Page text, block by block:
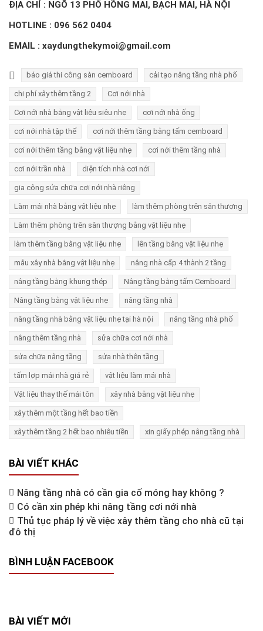
ĐỊA CHỈ : NGÕ 13 PHỐ HỒNG MAI, BẠCH MAI, HÀ NỘI
HOTLINE : 096 562 0404
EMAIL : xaydungthekymoi@gmail.com
báo giá thi công sàn cemboard cải tạo nâng tầng nhà phố
chi phí xây thêm tầng 2 Cơi nới nhà
Cơi nới nhà bằng vật liệu siêu nhẹ cơi nới nhà ống
cơi nới nhà tập thể cơi nới thêm tầng bằng tấm cemboard
cơi nới thêm tầng bằng vật liệu nhẹ cơi nới thêm tầng nhà
cơi nới trần nhà diện tích nhà cơi nới
gia công sửa chữa cơi nới nhà riêng
Làm mái nhà bằng vật liệu nhẹ làm thêm phòng trên sân thượng
Làm thêm phòng trên sân thượng bằng vật liệu nhẹ
làm thêm tầng bằng vật liệu nhẹ lên tầng bằng vật liệu nhẹ
mẫu xây nhà bằng vật liệu nhẹ nâng nhà cấp 4 thành 2 tầng
nâng tầng bằng khung thép Nâng tầng bằng tấm Cemboard
Nâng tầng bằng vật liệu nhẹ nâng tầng nhà
nâng tầng nhà bằng vật liệu nhẹ tại hà nội nâng tầng nhà phố
nâng thêm tầng nhà sửa chữa cơi nới nhà
sửa chữa nâng tầng sửa nhà thên tầng
tấm lợp mái nhà giá rẻ vật liệu làm mái nhà
Vật liệu thay thế mái tôn xây nhà bằng vật liệu nhẹ
xây thêm một tầng hết bao tiền
xây thêm tầng 2 hết bao nhiêu tiền xin giấy phép nâng tầng nhà
BÀI VIẾT KHÁC
Nâng tầng nhà có cần gia cố móng hay không ?
Có cần xin phép khi nâng tầng cơi nới nhà
Thủ tục pháp lý về việc xây thêm tầng cho nhà cũ tại
đô thị
BÌNH LUẬN FACEBOOK
BÀI VIẾT MỚI